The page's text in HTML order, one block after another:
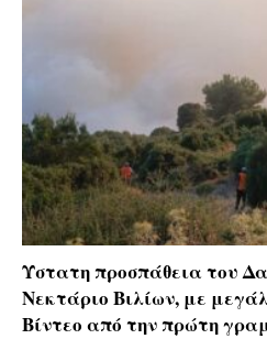
Ύστατη προσπάθεια του
Νεκτάριο Βιλίων, με
Βίντεο από την πρώτη